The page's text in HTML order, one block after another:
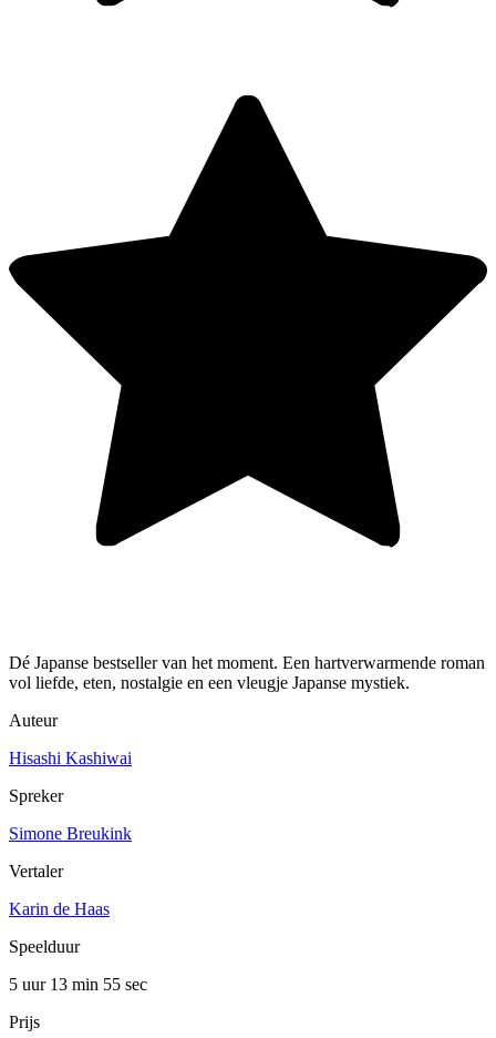
Dé Japanse bestseller van het moment. Een hartverwarmende roman
vol liefde, eten, nostalgie en een vleugje Japanse mystiek.
Auteur
Hisashi Kashiwai
Spreker
Simone Breukink
Vertaler
Karin de Haas
Speelduur
5 uur 13 min 55 sec
Prijs